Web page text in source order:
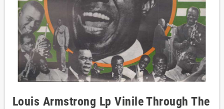
Louis Armstrong Lp Vinile Through The